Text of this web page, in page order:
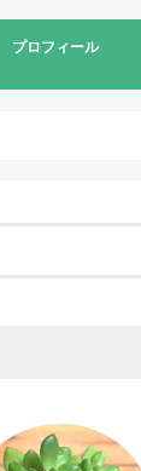
プロフィール